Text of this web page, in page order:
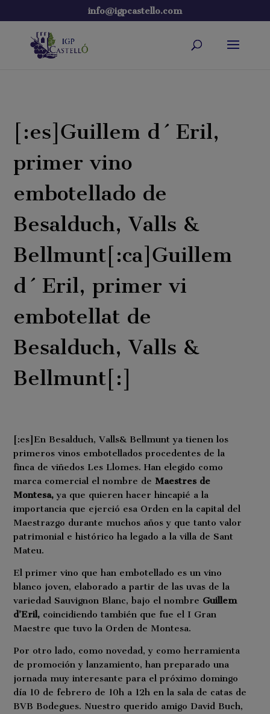
info@igpcastello.com
[:es]Guillem d´Eril,
primer vino
embotellado de
Besalduch, Valls &
Bellmunt[:ca]Guillem
d´Eril, primer vi
embotellat de
Besalduch, Valls &
Bellmunt[:]
[:es]En Besalduch, Valls& Bellmunt ya tienen los
primeros vinos embotellados procedentes de la
finca de viñedos Les Llomes. Han elegido como
marca comercial el nombre de Maestres de
Montesa,ya que quieren hacer hincapié a la
importancia que ejerció esa Orden en la capital del
Maestrazgo durante muchos años y que tanto valor
patrimonial e histórico ha legado a la villa de Sant
Mateu.
El primer vino que han embotellado es un vino
blanco joven, elaborado a partir de las uvas de la
variedad Sauvignon Blanc, bajo el nombre Guillem
d’Eril,coincidiendo también que fue el I Gran
Maestre que tuvo la Orden de Montesa.
Por otro lado, como novedad, y como herramienta
de promoción y lanzamiento, han preparado una
jornada muy interesante para el próximo domingo
día 10 de febrero de 10h a 12h en la sala de catas de
BVB Bodegues. Nuestro querido amigo David Buch,